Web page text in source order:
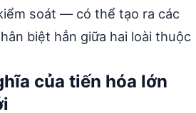
soát — có thể tạo ra các
biệt hẳn giữa hai loài thuộc
của tiến hóa lớn